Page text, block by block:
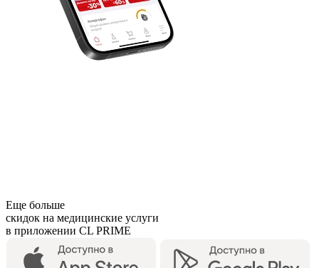
Еще больше
скидок на медицинские услуги
в приложении CL PRIME